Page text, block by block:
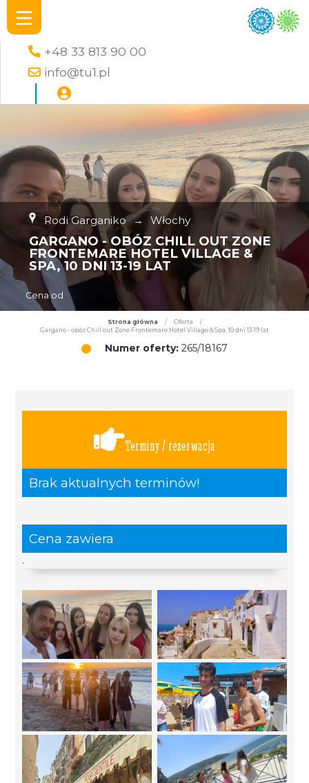
+48 33 813 90 00
info@tu1.pl
Rodi Garganiko → Włochy
GARGANO - OBÓZ CHILL OUT ZONE
FRONTEMARE HOTEL VILLAGE &
SPA, 10 DNI 13-19 LAT
Cena od
Strona główna / Oferta
/
Gargano - obóz Chill out Zone Frontemare Hotel Village & Spa, 10 dni 13-19 lat
Numer oferty: 265/18167
Terminy / rezerwacja
Brak aktualnych terminów!
Cena zawiera
.